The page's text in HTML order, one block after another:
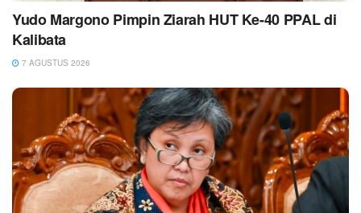
Yudo Margono Pimpin Ziarah HUT Ke-40 PPAL di
Kalibata
7 AGUSTUS 2026